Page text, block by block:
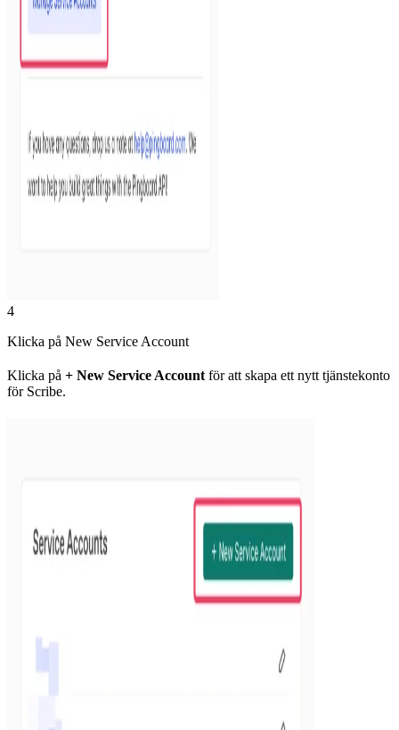
4
Klicka på New Service Account
Klicka på + New Service Account för att skapa ett nytt tjänstekonto
för Scribe.